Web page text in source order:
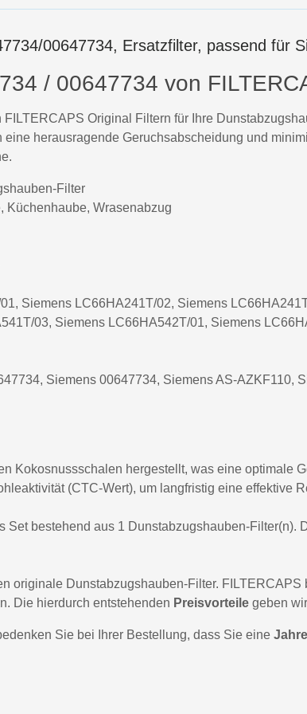
00647734, Ersatzfilter, passend für
/ 00647734 von
Original Filtern für Ihre
herausragende Geruchsabscheidung und
Filter
Küchenhaube, Wrasenabzug
Siemens LC66HA241T/02, Siemens
03, Siemens LC66HA542T/01, Siemens
Siemens 00647734, Siemens AS-AZKF110,
Kokosnussschalen hergestellt, was eine optimale
(CTC-Wert), um langfristig eine effektive
Set bestehend aus 1 Dunstabzugshauben-Filter(n).
originale Dunstabzugshauben-Filter.
Die hierdurch entstehenden Preisvorteile geben wir
Sie bei Ihrer Bestellung, dass Sie eine